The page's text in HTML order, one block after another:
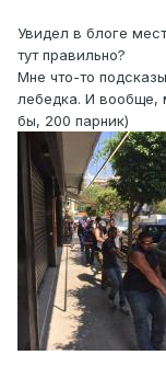
Увидел в блоге
тут правильно?
Мне что-то
лебедка. И вообще,
бы, 200 парник)